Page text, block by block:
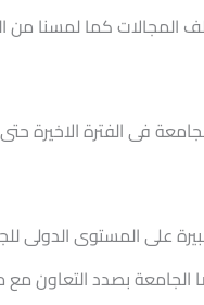
المجالات كما لمسنا
فى الفترة الاخيرة
على المستوى الدولى
الجامعة بصدد